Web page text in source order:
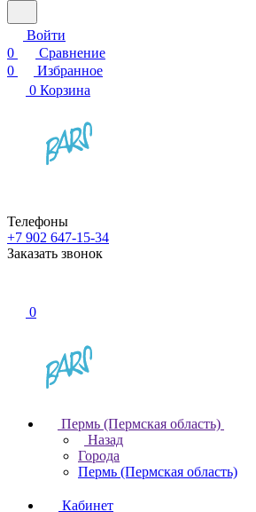
Войти
0
Сравнение
0
Избранное
0 Корзина
Телефоны
+7 902 647-15-34
Заказать звонок
0
Пермь (Пермская область)
Назад
Города
Пермь (Пермская область)
Кабинет